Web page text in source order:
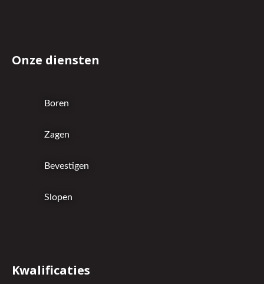
Onze diensten
Boren
Zagen
Bevestigen
Slopen
Kwalificaties